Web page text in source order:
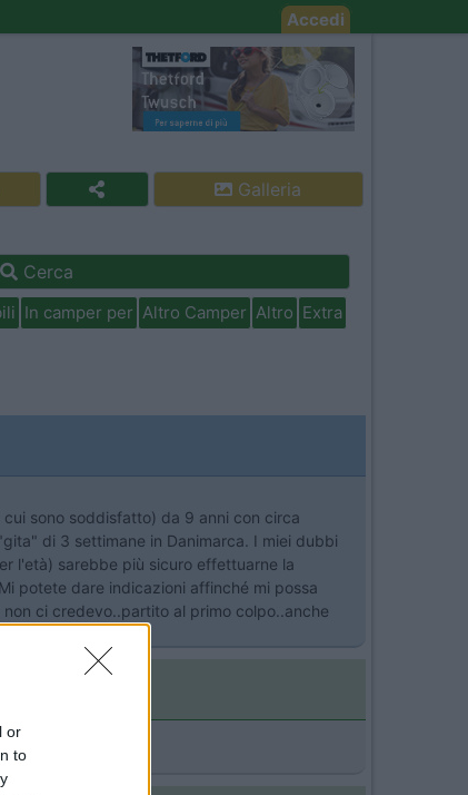
or
to
Accedi
Galleria
Cerca
In camper per Altro Camper Altro Extra
sono soddisfatto) da 9 anni con circa
di 3 settimane in Danimarca. I miei dubbi
l'età) sarebbe più sicuro effettuarne la
potete dare indicazioni affinché mi possa
ci credevo..partito al primo colpo..anche